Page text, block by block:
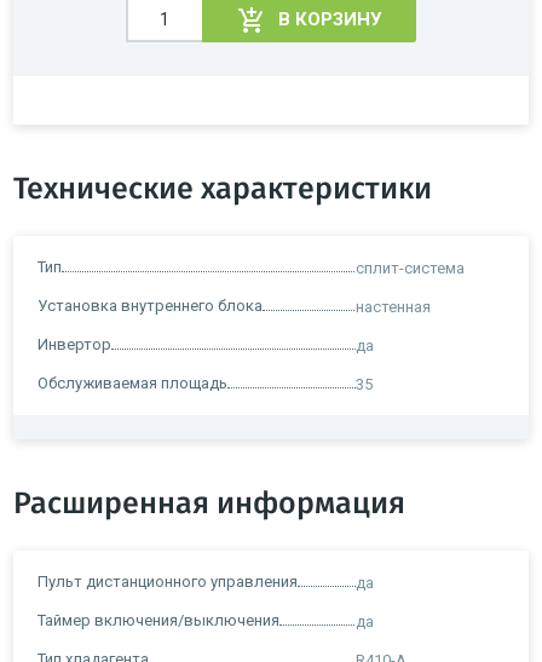
В КОРЗИНУ
Технические характеристики
Тип сплит-система
Установка внутреннего блока настенная
Инвертор да
Обслуживаемая площадь 35
Расширенная информация
Пульт дистанционного управления да
Таймер включения/выключения да